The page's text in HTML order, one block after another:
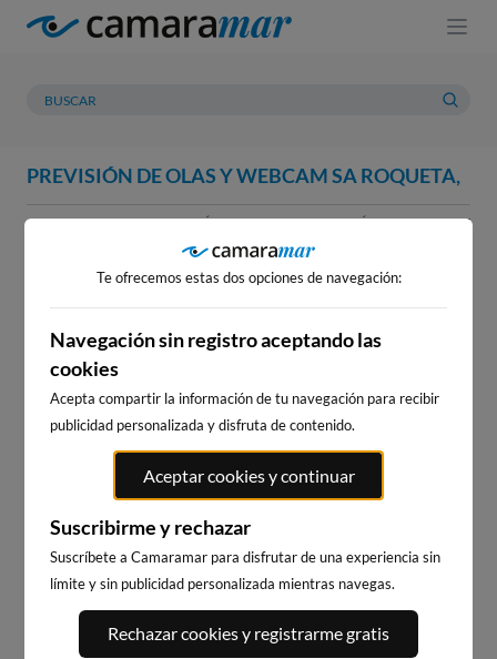
PREVISIÓN DE OLAS Y WEBCAM SA ROQUETA,
WEBCAM PREVISIÓN METEOROLOGÍA MAREAS
WEBCAM SA ROQUETA,
PLAYA DE LA GRAVA
110km · Xàbia-Jávea
CHOPI
PORT ANDRATX
121km · Andratx
Te ofrecemos estas dos opciones de navegación:
Navegación sin registro aceptando las
cookies
Acepta compartir la información de tu navegación para recibir
publicidad personalizada y disfruta de contenido.
Aceptar cookies y continuar
Suscribirme y rechazar
Suscríbete a Camaramar para disfrutar de una experiencia sin
límite y sin publicidad personalizada mientras navegas.
Rechazar cookies y registrarme gratis